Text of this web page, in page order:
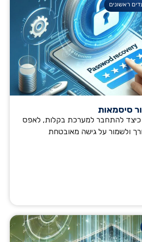
ראשונים
סיסמאות
כיצד להתחבר למערכת בקלות, לאפס
ולשמור על גישה מאובטחת